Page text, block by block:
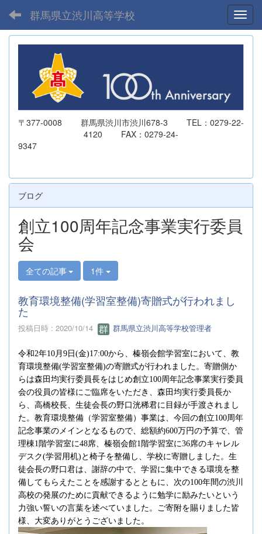
群馬県立渋川高等学校
〒377-0008 群馬県渋川市渋川678-3 TEL：0279-22-
4120 FAX：0279-24-
9347
ブログ
創立100周年記念事業実行委員
会
全ての記事 1件
教育環境整備(学習室整備)寄贈式が行われまし
た
投稿日時 : 2020/10/14 群馬県立渋川高等学校管理者
令和2年10 月 9日(金)17:00から、榛嶺会館学習室において、教
育環境整備(学習室整備)の寄贈式が行われました。寄贈側か
らは森田均実行委員長をはじめ創立100周年記念事業実行委員
会の役員の皆様にご臨席をいただき、森田均実行委員長か
ら、高橋校長、生徒会長の野口洸稀君に目録が手渡されまし
た。教育環境整備（学習室整備）事業は、今回の創立100周年
記念事業のメインとなるもので、総額約600万円の予算で、管
理棟1 階学習室に48席、榛嶺会館1 階学習室に36席のキャレル
デスク(学習用机) と椅子を整備し、学校に寄贈しました。生
徒会長の野口君は、謝辞の中で、学習に集中できる環境を整
備してもらえたことを感謝するとともに、次の100年間の渋川
高校の発展のために貢献できるように勉学に励みたいという
力強い誓いの言葉を述べていました。ご寄附を賜りました皆
様、大変ありがとうございました。